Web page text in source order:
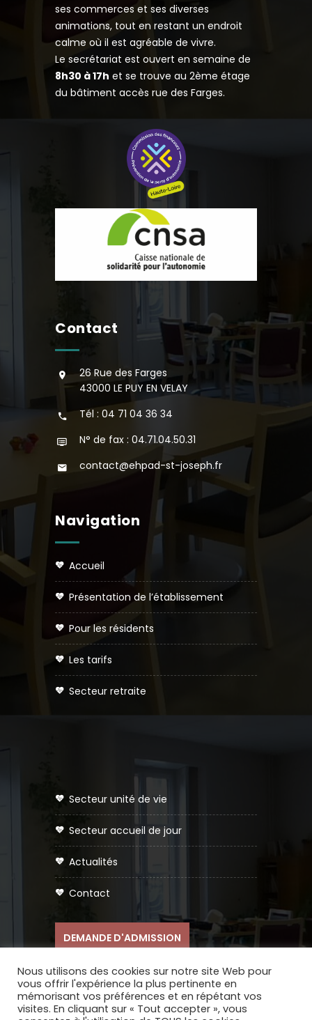
ses commerces et ses diverses
animations, tout en restant un endroit
calme où il est agréable de vivre.
Le secrétariat est ouvert en semaine de
8h30 à 17h et se trouve au 2ème étage
du bâtiment accès rue des Farges.
Contact
26 Rue des Farges
43000 LE PUY EN VELAY
Tél : 04 71 04 36 34
N° de fax : 04.71.04.50.31
contact@ehpad-st-joseph.fr
Navigation
accueil
présentation de l’établissement
pour les résidents
les tarifs
secteur retraite
secteur unité de vie
secteur accueil de jour
actualités
contact
DEMANDE D'ADMISSION
Nous utilisons des cookies sur notre site Web pour
vous offrir l'expérience la plus pertinente en
mémorisant vos préférences et en répétant vos
visites. En cliquant sur « Tout accepter », vous